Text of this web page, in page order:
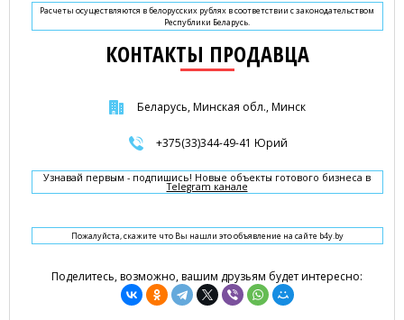
Расчеты осуществляются в белорусских рублях в соответствии с законодательством
Республики Беларусь.
КОНТАКТЫ ПРОДАВЦА
Беларусь, Минская обл., Минск
+375(33)344-49-41 Юрий
Узнавай первым - подпишись! Новые объекты готового бизнеса в
Telegram канале
Пожалуйста, скажите что Вы нашли это объявление на сайте b4y.by
Поделитесь, возможно, вашим друзьям будет интересно: